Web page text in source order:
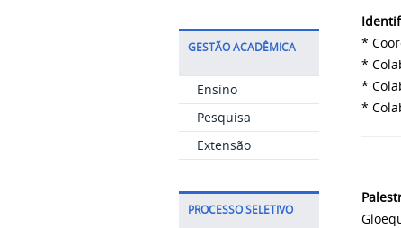
GESTÃO ACADÊMICA
Ensino
Pesquisa
Extensão
PROCESSO SELETIVO
*
*
*
*